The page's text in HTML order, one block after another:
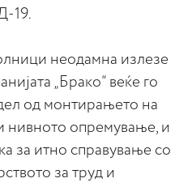
19.
неодамна излезе
„Брако“ веќе го
од монтирањето на
нивното опремување, и
за итно справување со
за труд и